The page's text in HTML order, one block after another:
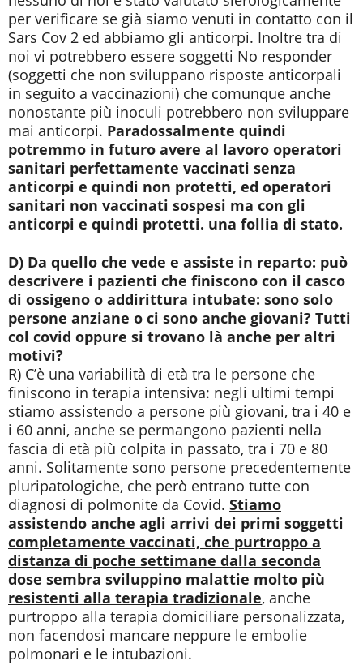
per verificare se già siamo venuti in contatto con il
Sars Cov 2 ed abbiamo gli anticorpi. Inoltre tra di
noi vi potrebbero essere soggetti No responder
(soggetti che non sviluppano risposte anticorpali
in seguito a vaccinazioni) che comunque anche
nonostante più inoculi potrebbero non sviluppare
mai anticorpi. Paradossalmente quindi
potremmo in futuro avere al lavoro operatori
sanitari perfettamente vaccinati senza
anticorpi e quindi non protetti, ed operatori
sanitari non vaccinati sospesi ma con gli
anticorpi e quindi protetti. una follia di stato.
D) Da quello che vede e assiste in reparto: può
descrivere i pazienti che finiscono con il casco
di ossigeno o addirittura intubate: sono solo
persone anziane o ci sono anche giovani? Tutti
col covid oppure si trovano là anche per altri
motivi?
R) C’è una variabilità di età tra le persone che
finiscono in terapia intensiva: negli ultimi tempi
stiamo assistendo a persone più giovani, tra i 40 e
i 60 anni, anche se permangono pazienti nella
fascia di età più colpita in passato, tra i 70 e 80
anni. Solitamente sono persone precedentemente
pluripatologiche, che però entrano tutte con
diagnosi di polmonite da Covid. Stiamo
assistendo anche agli arrivi dei primi soggetti
completamente vaccinati, che purtroppo a
distanza di poche settimane dalla seconda
dose sembra sviluppino malattie molto più
resistenti alla terapia tradizionale, anche
purtroppo alla terapia domiciliare personalizzata,
non facendosi mancare neppure le embolie
polmonari e le intubazioni.